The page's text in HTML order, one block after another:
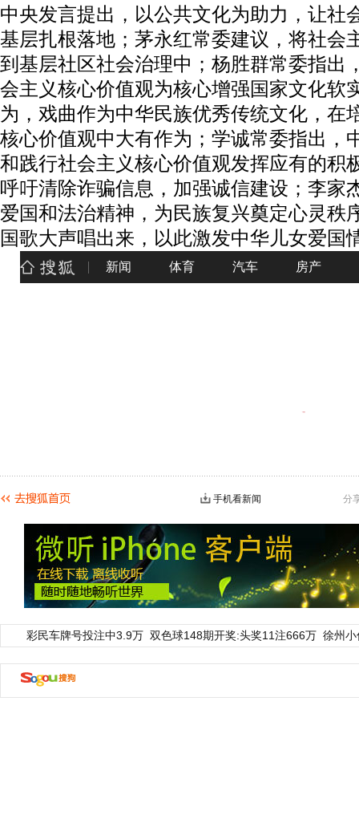
中央发言提出，以公共文化为助力，让社
基层扎根落地；茅永红常委建议，将社会
到基层社区社会治理中；杨胜群常委指出
会主义核心价值观为核心增强国家文化软
为，戏曲作为中华民族优秀传统文化，在
核心价值观中大有作为；学诚常委指出，
和践行社会主义核心价值观发挥应有的积
呼吁清除诈骗信息，加强诚信建设；李家
爱国和法治精神，为民族复兴奠定心灵秩
国歌大声唱出来，以此激发中华儿女爱国
分
手机看新闻
彩民车牌号投注中3.9万 双色球148期开奖:头奖11注666万 徐州